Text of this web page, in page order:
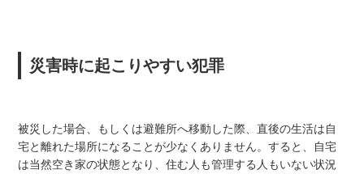
災害時に起こりやすい犯罪
被災した場合、もしくは避難所へ移動した際、直後の生活は自
宅と離れた場所になることが少なくありません。すると、自宅
は当然空き家の状態となり、住む人も管理する人もいない状況